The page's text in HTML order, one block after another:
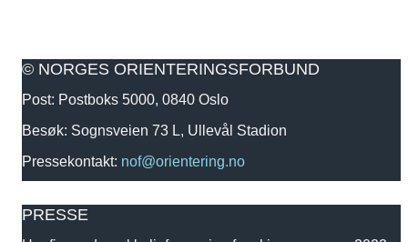
© NORGES ORIENTERINGSFORBUND
Post: Postboks 5000, 0840 Oslo
Besøk: Sognsveien 73 L, Ullevål Stadion
Pressekontakt: nof@orientering.no
PRESSE